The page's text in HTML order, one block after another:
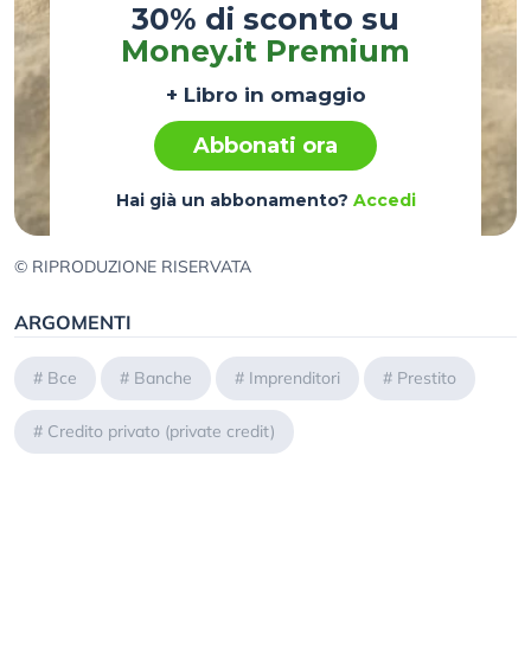
30% di sconto su
Money.it Premium
+ Libro in omaggio
Abbonati ora
Hai già un abbonamento? Accedi
© RIPRODUZIONE RISERVATA
ARGOMENTI
# Bce # Banche # Imprenditori # Prestito
# Credito privato (private credit)